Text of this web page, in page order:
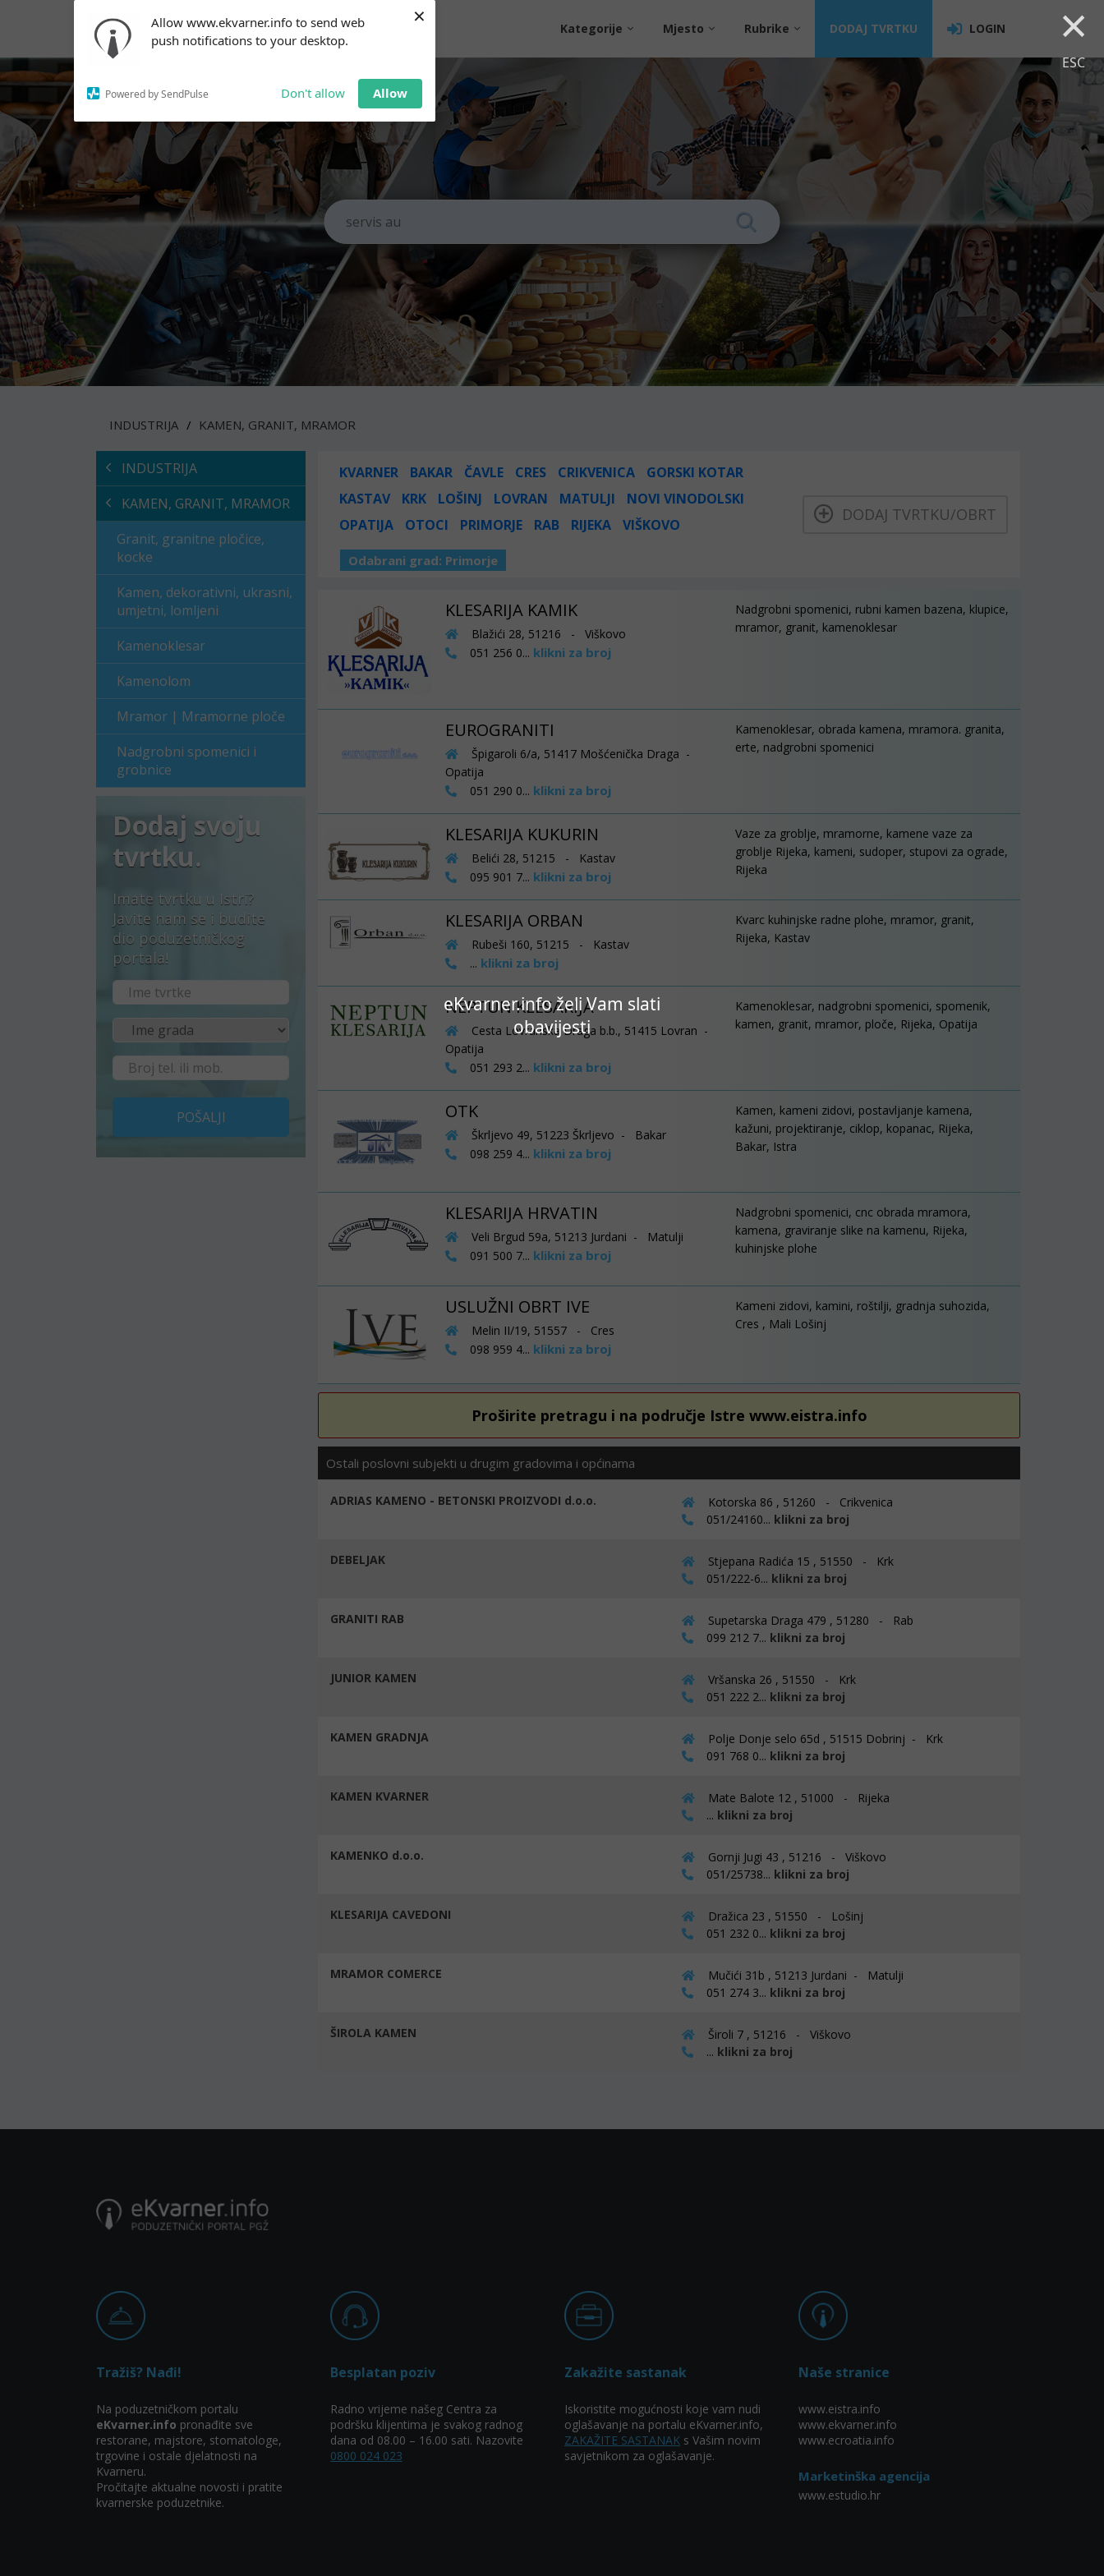
Allow www.ekvarner.info to send web
push notifications to your desktop.
Powered by SendPulse Don't allow Allow
× ×
ESC
eKvarner.info želi Vam slati
obavijesti
notifications!
To enable permission prompts, click
on the notification icon
Kategorije Mjesto Rubrike DODAJ TVRTKU LOGIN
INDUSTRIJA KAMEN, GRANIT, MRAMOR
INDUSTRIJA
KAMEN, GRANIT, MRAMOR
Granit, granitne pločice,
kocke
Kamen, dekorativni, ukrasni,
umjetni, lomljeni
Kamenoklesar
Kamenolom
Mramor | Mramorne ploče
Nadgrobni spomenici i
grobnice
Dodaj svoju
tvrtku.
Imate tvrtku u Istri?
Javite nam se i budite
dio poduzetničkog
portala!
POŠALJI
KVARNER BAKAR ČAVLE CRES CRIKVENICA
GORSKI KOTAR
KASTAV
KRK LOŠINJ LOVRAN MATULJI
NOVI VINODOLSKI
OPATIJA
OTOCI PRIMORJE RAB RIJEKA VIŠKOVO
Odabrani grad: Primorje
DODAJ TVRTKU/OBRT
KLESARIJA KAMIK
Blažići 28, 51216 - Viškovo
051 256 0... klikni za broj
Nadgrobni spomenici, rubni kamen bazena, klupice,
mramor, granit, kamenoklesar
EUROGRANITI
Špigaroli 6/a, 51417 Mošćenička Draga -
Opatija
051 290 0... klikni za broj
Kamenoklesar, obrada kamena, mramora. granita,
erte, nadgrobni spomenici
KLESARIJA KUKURIN
Belići 28, 51215 - Kastav
095 901 7... klikni za broj
Vaze za groblje, mramorne, kamene vaze za
groblje Rijeka, kameni, sudoper, stupovi za ograde,
Rijeka
KLESARIJA ORBAN
Rubeši 160, 51215 - Kastav
... klikni za broj
Kvarc kuhinjske radne plohe, mramor, granit,
Rijeka, Kastav
NEPTUN KLESARIJA
Cesta Lovranska Draga b.b., 51415 Lovran -
Opatija
051 293 2... klikni za broj
Kamenoklesar, nadgrobni spomenici, spomenik,
kamen, granit, mramor, ploče, Rijeka, Opatija
OTK
Škrljevo 49, 51223 Škrljevo - Bakar
098 259 4... klikni za broj
Kamen, kameni zidovi, postavljanje kamena,
kažuni, projektiranje, ciklop, kopanac, Rijeka,
Bakar, Istra
KLESARIJA HRVATIN
Veli Brgud 59a, 51213 Jurdani - Matulji
091 500 7... klikni za broj
Nadgrobni spomenici, cnc obrada mramora,
kamena, graviranje slike na kamenu, Rijeka,
kuhinjske plohe
USLUŽNI OBRT IVE
Melin II/19, 51557 - Cres
098 959 4... klikni za broj
Kameni zidovi, kamini, roštilji, gradnja suhozida,
Cres , Mali Lošinj
Proširite pretragu i na područje Istre www.eistra.info
Ostali poslovni subjekti u drugim gradovima i općinama
ADRIAS KAMENO - BETONSKI PROIZVODI d.o.o.
Kotorska 86 , 51260 - Crikvenica
051/24160... klikni za broj
DEBELJAK
Stjepana Radića 15 , 51550 - Krk
051/222-6... klikni za broj
GRANITI RAB
Supetarska Draga 479 , 51280 - Rab
099 212 7... klikni za broj
JUNIOR KAMEN
Vršanska 26 , 51550 - Krk
051 222 2... klikni za broj
KAMEN GRADNJA
Polje Donje selo 65d , 51515 Dobrinj - Krk
091 768 0... klikni za broj
KAMEN KVARNER
Mate Balote 12 , 51000 - Rijeka
... klikni za broj
KAMENKO d.o.o.
Gornji Jugi 43 , 51216 - Viškovo
051/25738... klikni za broj
KLESARIJA CAVEDONI
Dražica 23 , 51550 - Lošinj
051 232 0... klikni za broj
MRAMOR COMERCE
Mučići 31b , 51213 Jurdani - Matulji
051 274 3... klikni za broj
ŠIROLA KAMEN
Široli 7 , 51216 - Viškovo
... klikni za broj
Tražiš? Nađi!
Na poduzetničkom portalu
eKvarner.info pronađite sve
restorane, majstore, stomatologe,
trgovine i ostale djelatnosti na
Kvarneru.
Pročitajte aktualne novosti i pratite
kvarnerske poduzetnike.
Besplatan poziv
Radno vrijeme našeg Centra za
podršku klijentima je svakog radnog
dana od 08.00 – 16.00 sati. Nazovite
0800 024 023
Zakažite sastanak
Iskoristite mogućnosti koje vam nudi
oglašavanje na portalu eKvarner.info,
ZAKAŽITE SASTANAK s Vašim novim
savjetnikom za oglašavanje.
Naše stranice
www.eistra.info
www.ekvarner.info
www.ecroatia.info
Marketinška agencija
www.estudio.hr